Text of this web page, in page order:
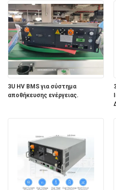
Ενέργειας, UPS & Solar Battery
3U HV BMS για σύστημα
αποθήκευσης ενέργειας.